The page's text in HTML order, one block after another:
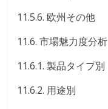
11.5.6. 欧州その他
11.6. 市場魅力度分析
11.6.1. 製品タイプ別
11.6.2. 用途別